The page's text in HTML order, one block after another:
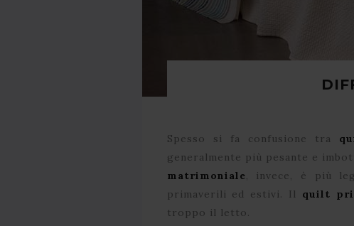
Spesso si fa confusione tra
generalmente più pesante e
matrimoniale, invece, è più
primaverili ed estivi. Il quilt
troppo il letto.